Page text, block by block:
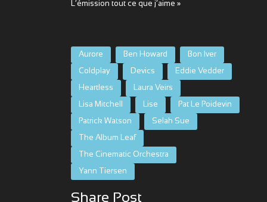
L’émission tout ce que j’aime »
Aurore Ben Howard Bon Iver
Coldplay Devics Eddie Vedder
Heartless Laura Veirs
Lisa Mitchell Lise Pat Le Poidevin
Patrick Watson Selah Sue
The Album Leaf
The Cinematic Orchestra
Yann Tiersen
Share Post